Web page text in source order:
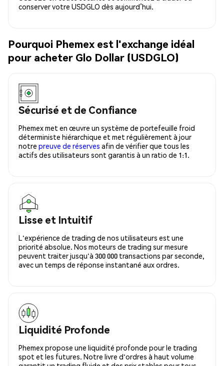
conserver votre USDGLO dès aujourd’hui.
Pourquoi Phemex est l'exchange idéal
pour acheter Glo Dollar (USDGLO)
Sécurisé et de Confiance
Phemex met en œuvre un système de portefeuille froid
déterministe hiérarchique et met régulièrement à jour
notre preuve de réserves afin de vérifier que tous les
actifs des utilisateurs sont garantis à un ratio de 1:1.
Lisse et Intuitif
L'expérience de trading de nos utilisateurs est une
priorité absolue. Nos moteurs de trading sur mesure
peuvent traiter jusqu'à 300 000 transactions par seconde,
avec un temps de réponse instantané aux ordres.
Liquidité Profonde
Phemex propose une liquidité profonde pour le trading
spot et les futures. Notre livre d'ordres à haut volume